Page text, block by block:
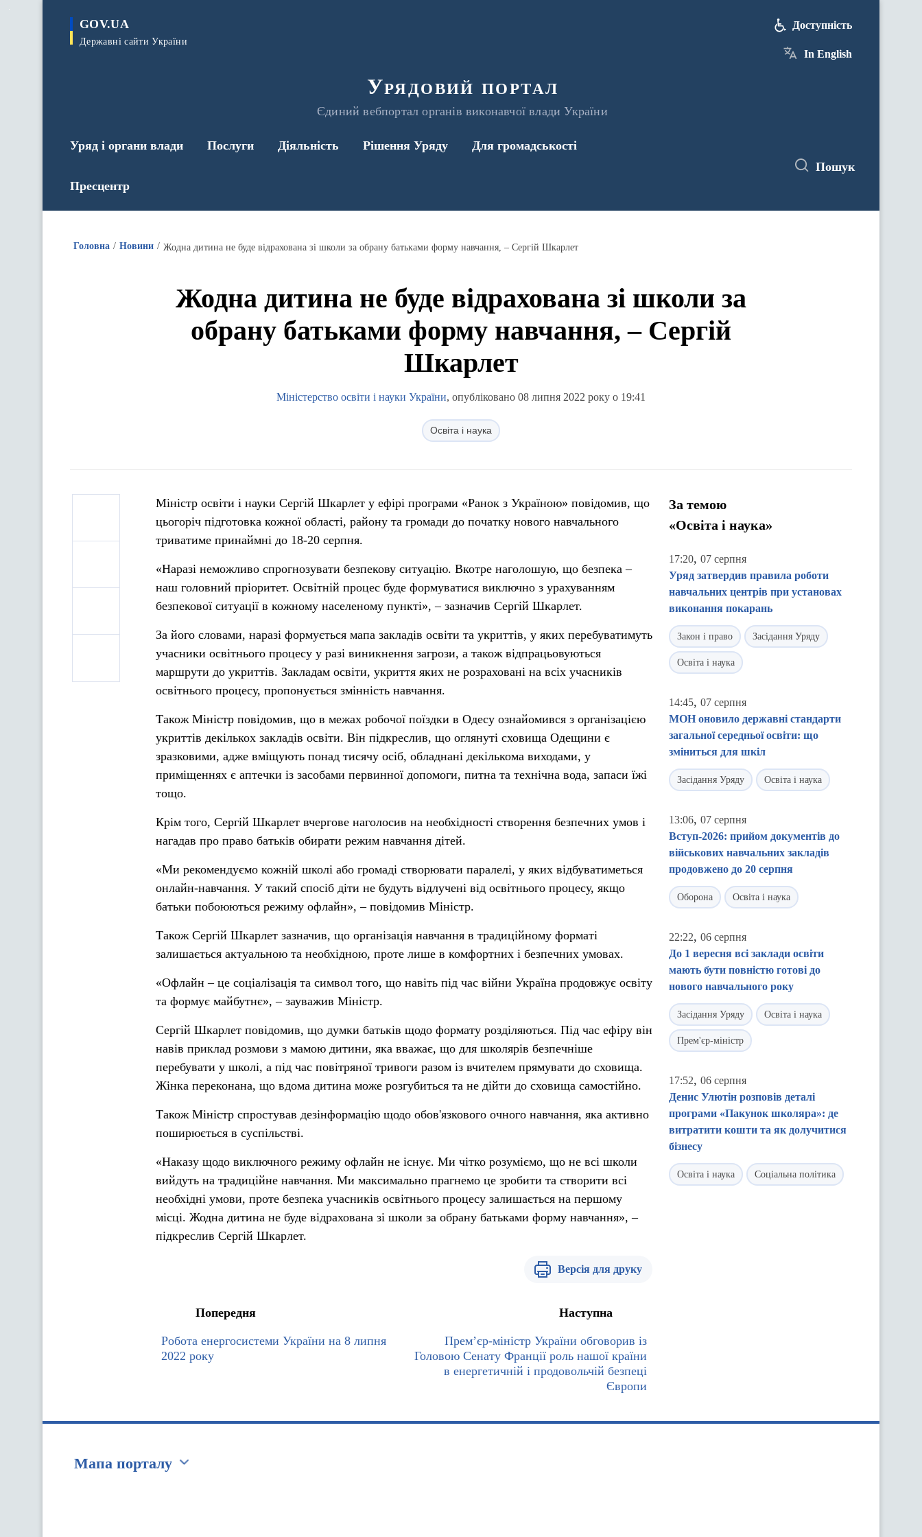
GOV.UA
Державні сайти України
Урядовий портал
Єдиний вебпортал органів виконавчої влади України
Доступність
In English
Уряд і органи влади Послуги Діяльність Рішення Уряду Для громадськості
Пресцентр
Пошук
Головна Новини Жодна дитина не буде відрахована зі школи за обрану батьками форму навчання, – Сергій Шкарлет
Жодна дитина не буде відрахована зі школи за
обрану батьками форму навчання, – Сергій
Шкарлет
Міністерство освіти і науки України, опубліковано 08 липня 2022 року о 19:41
Освіта і наука
Міністр освіти і науки Сергій Шкарлет у ефірі програми «Ранок з Україною» повідомив, що
цьогоріч підготовка кожної області, району та громади до початку нового навчального
триватиме принаймні до 18-20 серпня.
«Наразі неможливо спрогнозувати безпекову ситуацію. Вкотре наголошую, що безпека –
наш головний пріоритет. Освітній процес буде формуватися виключно з урахуванням
безпекової ситуації в кожному населеному пункті», – зазначив Сергій Шкарлет.
За його словами, наразі формується мапа закладів освіти та укриттів, у яких перебуватимуть
учасники освітнього процесу у разі виникнення загрози, а також відпрацьовуються
маршрути до укриттів. Закладам освіти, укриття яких не розраховані на всіх учасників
освітнього процесу, пропонується змінність навчання.
Також Міністр повідомив, що в межах робочої поїздки в Одесу ознайомився з організацією
укриттів декількох закладів освіти. Він підкреслив, що оглянуті сховища Одещини є
зразковими, адже вміщують понад тисячу осіб, обладнані декількома виходами, у
приміщеннях є аптечки із засобами первинної допомоги, питна та технічна вода, запаси їжі
тощо.
Крім того, Сергій Шкарлет вчергове наголосив на необхідності створення безпечних умов і
нагадав про право батьків обирати режим навчання дітей.
«Ми рекомендуємо кожній школі або громаді створювати паралелі, у яких відбуватиметься
онлайн-навчання. У такий спосіб діти не будуть відлучені від освітнього процесу, якщо
батьки побоюються режиму офлайн», – повідомив Міністр.
Також Сергій Шкарлет зазначив, що організація навчання в традиційному форматі
залишається актуальною та необхідною, проте лише в комфортних і безпечних умовах.
«Офлайн – це соціалізація та символ того, що навіть під час війни Україна продовжує освіту
та формує майбутнє», – зауважив Міністр.
Сергій Шкарлет повідомив, що думки батьків щодо формату розділяються. Під час ефіру він
навів приклад розмови з мамою дитини, яка вважає, що для школярів безпечніше
перебувати у школі, а під час повітряної тривоги разом із вчителем прямувати до сховища.
Жінка переконана, що вдома дитина може розгубиться та не дійти до сховища самостійно.
Також Міністр спростував дезінформацію щодо обов'язкового очного навчання, яка активно
поширюється в суспільстві.
«Наказу щодо виключного режиму офлайн не існує. Ми чітко розуміємо, що не всі школи
вийдуть на традиційне навчання. Ми максимально прагнемо це зробити та створити всі
необхідні умови, проте безпека учасників освітнього процесу залишається на першому
місці. Жодна дитина не буде відрахована зі школи за обрану батьками форму навчання», –
підкреслив Сергій Шкарлет.
Версія для друку
Попередня
Робота енергосистеми України на 8 липня
2022 року
Наступна
Прем’єр-міністр України обговорив із
Головою Сенату Франції роль нашої країни
в енергетичній і продовольчій безпеці
Європи
За темою
«Освіта і наука»
17:20, 07 серпня
Уряд затвердив правила роботи
навчальних центрів при установах
виконання покарань
Закон і право Засідання Уряду
Освіта і наука
14:45, 07 серпня
МОН оновило державні стандарти
загальної середньої освіти: що
зміниться для шкіл
Засідання Уряду Освіта і наука
13:06, 07 серпня
Вступ-2026: прийом документів до
військових навчальних закладів
продовжено до 20 серпня
Оборона Освіта і наука
22:22, 06 серпня
До 1 вересня всі заклади освіти
мають бути повністю готові до
нового навчального року
Засідання Уряду Освіта і наука
Прем'єр-міністр
17:52, 06 серпня
Денис Улютін розповів деталі
програми «Пакунок школяра»: де
витратити кошти та як долучитися
бізнесу
Освіта і наука Соціальна політика
Мапа порталу